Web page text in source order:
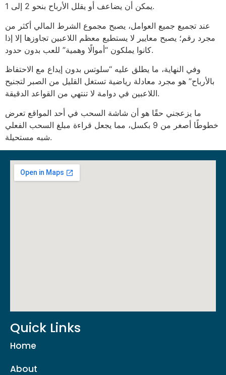
يمكن أن يضاعف أو يقلل الأرباح بنحو 2 إلى 1.
عند تجميع جميع العوامل، يصبح مجموع الشرط المالي أكثر من
مجرد رقم؛ يصبح معايير لا يستطيع معظم اللاعبين تجاوزها إلا إذا
كانوا يملكون “أموالًا وهمية” للعب بدون حدود.
وفي النهاية، ما يطلق عليه “سلوتس بدون إيداع مع الاحتفاظ
بالأرباح” هو مجرد معادلة رياضية تستغل القليل من الصبر لتجنيح
اللاعبين في دوامة لا تنتهي من القواعد الدقيقة.
ما يزعجني حقًا هو أن شاشة السحب في أحد المواقع تعرض
خطوطًا أصغر من 9 بكسل، مما يجعل قراءة مبلغ السحب الفعلي
شبه مستحيلة.
Quick Links
Home
About